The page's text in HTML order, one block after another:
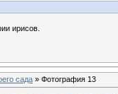
ирисов.
сада » Фотография 13